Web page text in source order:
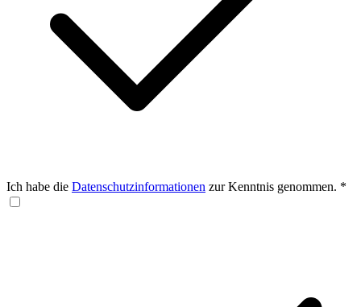
Ich habe die Datenschutzinformationen zur Kenntnis genommen. *